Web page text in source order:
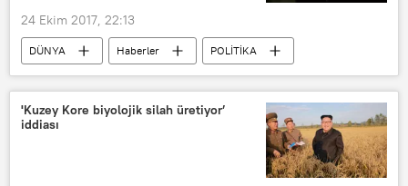
24 Ekim 2017, 22:13
DÜNYA Haberler
POLİTİKA
ABD
Bob Corker
Donald Trump
'Kuzey Kore biyolojik silah üretiyor’
iddiası